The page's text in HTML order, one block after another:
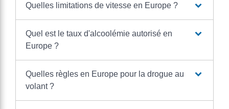
Quelles limitations de vitesse en Europe ?
Quel est le taux d'alcoolémie autorisé en
Europe ?
Quelles règles en Europe pour la drogue au
volant ?